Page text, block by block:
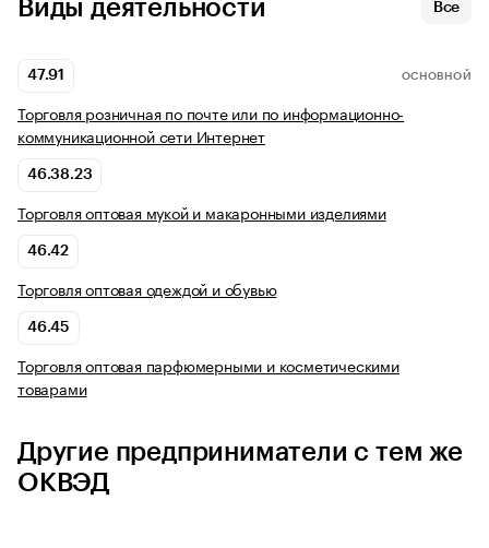
Виды деятельности Все
47.91 ОСНОВНОЙ
Торговля розничная по почте или по информационно-
коммуникационной сети Интернет
46.38.23
Торговля оптовая мукой и макаронными изделиями
46.42
Торговля оптовая одеждой и обувью
46.45
Торговля оптовая парфюмерными и косметическими
товарами
Другие предприниматели с тем же
ОКВЭД